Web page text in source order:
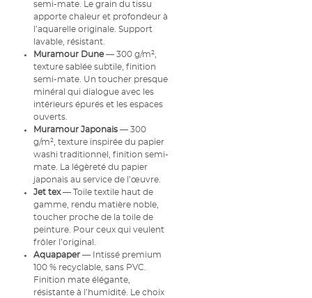
semi-mate. Le grain du tissu
apporte chaleur et profondeur à
l’aquarelle originale. Support
lavable, résistant.
Muramour Dune— 300 g/m²,
texture sablée subtile, finition
semi-mate. Un toucher presque
minéral qui dialogue avec les
intérieurs épurés et les espaces
ouverts.
Muramour Japonais — 300
g/m², texture inspirée du papier
washi traditionnel, finition semi-
mate. La légèreté du papier
japonais au service de l’œuvre.
Jet tex— Toile textile haut de
gamme, rendu matière noble,
toucher proche de la toile de
peinture. Pour ceux qui veulent
frôler l’original.
Aquapaper — Intissé premium
100 % recyclable, sans PVC.
Finition mate élégante,
résistante à l’humidité. Le choix